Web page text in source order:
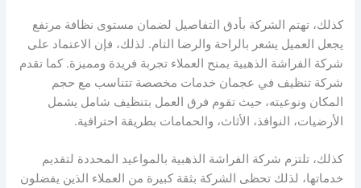
كذلك، تهتم الشركة بأدق التفاصيل لضمان مستوى نظافة مرتفع
يجعل العميل يشعر بالراحة والرضا التام. لذلك، فإن الاعتماد على
شركة الفراشة الذهبية يمنح العملاء تجربة فريدة ومميزة. كما تقدم
شركة تنظيف في عجمان خدمات مخصصة تتناسب مع حجم
المكان ونوعيته، حيث تقوم فرق العمل بتنظيف شامل يشمل
الأرضيات، النوافذ، الأثاث، والحمامات بطريقة احترافية.
كذلك، تلتزم شركة الفراشة الذهبية بالمواعيد المحددة لتقديم
خدماتها، لذلك تحظى الشركة بثقة كبيرة من العملاء الذين يفضلون